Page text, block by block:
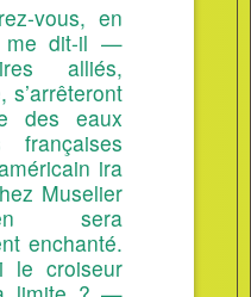
vous, en
me dit-il —
alliés,
s’arrêteront
des eaux
françaises
ira
Muselier
sera
enchanté.
croiseur